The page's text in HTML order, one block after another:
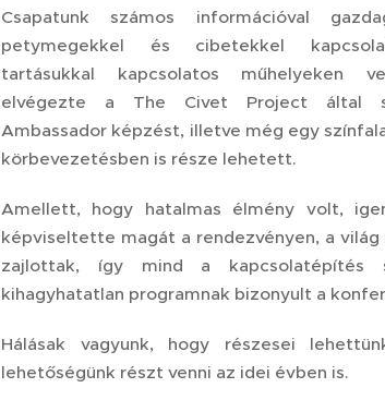
Csapatunk számos információval
petymegekkel és cibetekkel
tartásukkal kapcsolatos műhelyeken
elvégezte a The Civet Project által
Ambassador képzést, illetve még egy
körbevezetésben is része lehetett.
Amellett, hogy hatalmas élmény volt,
képviseltette magát a rendezvényen, a
zajlottak, így mind a kapcsolatépítés
kihagyhatatlan programnak bizonyult a
Hálásak vagyunk, hogy részesei
lehetőségünk részt venni az idei évben is.